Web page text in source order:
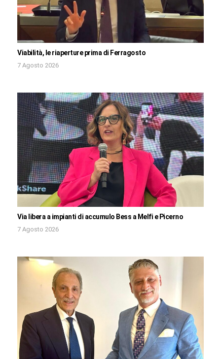
Viabilità, le riaperture prima di Ferragosto
7 Agosto 2026
Via libera a impianti di accumulo Bess a Melfi e Picerno
7 Agosto 2026